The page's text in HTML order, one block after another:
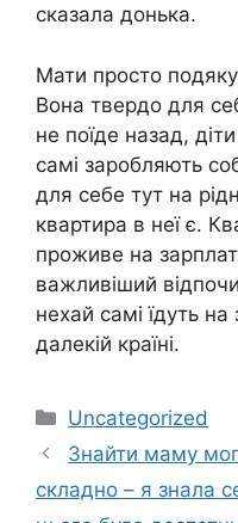
сказала донька.
Мати просто
Вона твердо для
не поїде назад,
самі заробляють
для себе тут на
квартира в неї є.
проживе на
важливіший
нехай самі їдуть
далекій країні.
Категорії
Uncategorized
Знайти маму
складно – я знала